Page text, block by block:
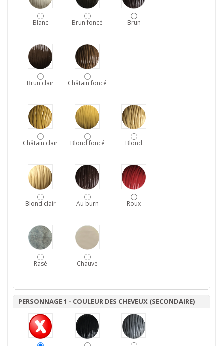
Blanc Brun foncé Brun
Brun clair Châtain foncé
Châtain clair Blond foncé Blond
Blond clair Au burn Roux
Rasé Chauve
PERSONNAGE 1 - COULEUR DES CHEVEUX (SECONDAIRE)